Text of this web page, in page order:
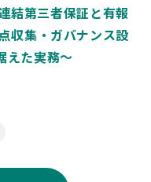
結第三者保証と有報
収集・ガバナンス設
た実務〜